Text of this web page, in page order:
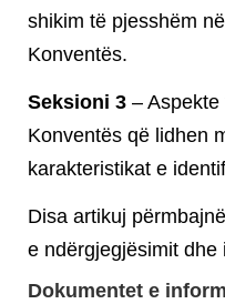
shikim të pjesshëm
Konventës.
Seksioni 3 –
Konventës që lidhen
karakteristikat e
Disa artikuj
e ndërgjegjësimit dhe
Dokumentet e